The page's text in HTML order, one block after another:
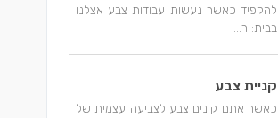
להקפיד כאשר נעשות עבודות צבע אצלנו
בבית: ר...
קניית צבע
כאשר אתם קונים צבע לצביעה עצמית של